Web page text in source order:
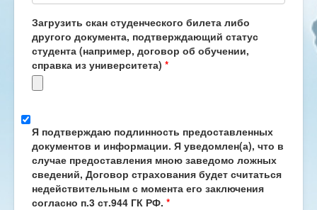
Загрузить скан студенческого билета либо
другого документа, подтверждающий статус
студента (например, договор об обучении,
справка из университета) *
Я подтверждаю подлинность предоставленных
документов и информации. Я уведомлен(а), что в
случае предоставления мною заведомо ложных
сведений, Договор страхования будет считаться
недействительным с момента его заключения
согласно п.3 ст.944 ГК РФ. *